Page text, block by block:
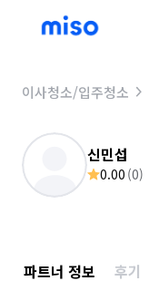
이사청소/입주청소
신민섭
0.00 (0)
파트너 정보 후기